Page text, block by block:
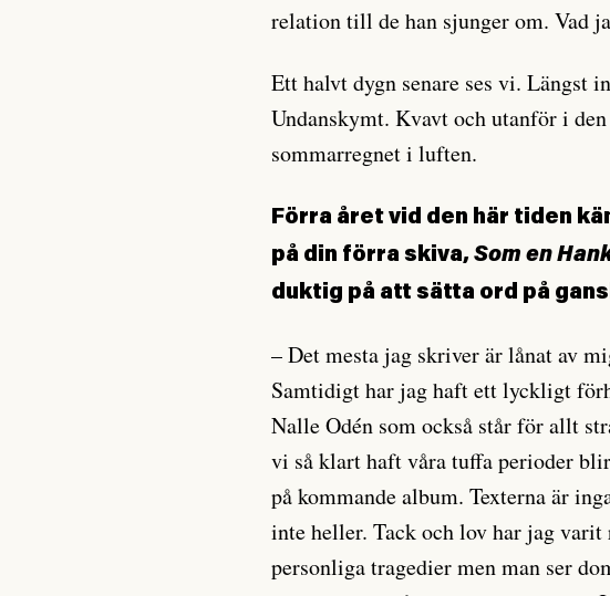
relation till de han sjunger om. Vad
Ett halvt dygn senare ses vi. Längst
Undanskymt. Kvavt och utanför i
sommarregnet i luften.
Förra året vid den här tiden
på din förra skiva,Som en
duktig på att sätta ord på
– Det mesta jag skriver är lånat av
Samtidigt har jag haft ett lyckligt
Nalle Odén som också står för allt
vi så klart haft våra tuffa perioder
på kommande album. Texterna är
inte heller. Tack och lov har jag
personliga tragedier men man ser